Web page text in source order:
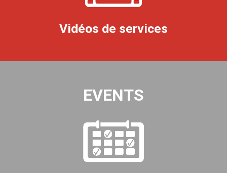
Vidéos de services
EVENTS